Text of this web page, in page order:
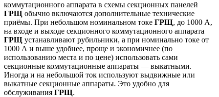
коммутационного аппарата в схемы секционных панелей
ГРЩ обычно включаются дополнительные технические
приёмы. При небольшом номинальном токе ГРЩ, до 1000 А,
на входе и выходе секционного коммутационного аппарата
ГРЩ устанавливают рубильники, а при номинально токе от
1000 А и выше удобнее, проще и экономичнее (по
использованию места и по цене) использовать сами
секционные коммутационные аппараты — выкатными.
Иногда и на небольшой ток используют выдвижные или
выкатные секционные аппараты. Это удобно для
обслуживания ГРЩ.